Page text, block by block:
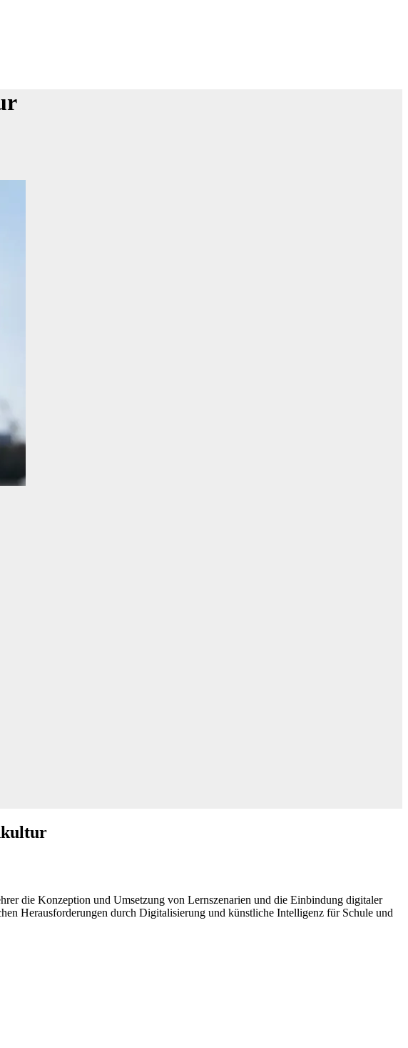
die Konzeption und Umsetzung von Lernszenarien und die Einbindung digitaler
Herausforderungen durch Digitalisierung und künstliche Intelligenz für Schule und